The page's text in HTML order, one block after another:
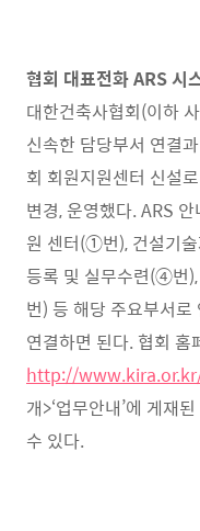
협회 대표전화ARS시
대한건축사협회(이하
신속한 담당부서 연결
회 회원지원센터 신설
변경,운영했다. ARS 안
원 센터(①번), 건설기
등록 및 실무수련(④번),
번) 등 해당 주요부서로
연결하면 된다. 협회 홈
http://
개>‘업무안내’에 게재
수 있다.